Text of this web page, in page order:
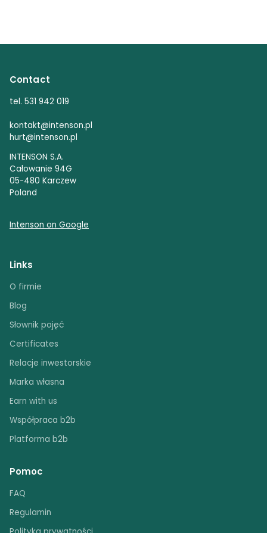
Contact
tel. 531 942 019
kontakt@intenson.pl
hurt@intenson.pl
INTENSON S.A.
Całowanie 94G
05-480 Karczew
Poland
Intenson on Google
Links
O firmie
Blog
Słownik pojęć
Certificates
Relacje inwestorskie
Marka własna
Earn with us
Współpraca b2b
Platforma b2b
Pomoc
FAQ
Regulamin